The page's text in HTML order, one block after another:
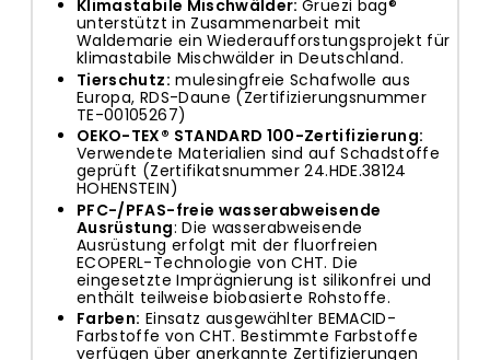
Klimastabile Mischwälder:Grüezi bag®
unterstützt in Zusammenarbeit mit
Waldemarie einWiederaufforstungsprojekt für
klimastabile Mischwälder in Deutschland.
Tierschutz: mulesingfreie Schafwolle aus
Europa, RDS-Daune (Zertifizierungsnummer
TE-00105267)
OEKO-TEX® STANDARD 100-Zertifizierung:
Verwendete Materialien sind auf Schadstoffe
geprüft (Zertifikatsnummer 24.HDE.38124
HOHENSTEIN)
PFC-/PFAS-freie wasserabweisende
Ausrüstung: Die wasserabweisende
Ausrüstung erfolgt mit der fluorfreien
ECOPERL-Technologie von CHT. Die
eingesetzte Imprägnierung ist silikonfrei und
enthält teilweise biobasierte Rohstoffe.
Farben: Einsatz ausgewählter BEMACID-
Farbstoffe von CHT. Bestimmte Farbstoffe
verfügen über anerkannte Zertifizierungen